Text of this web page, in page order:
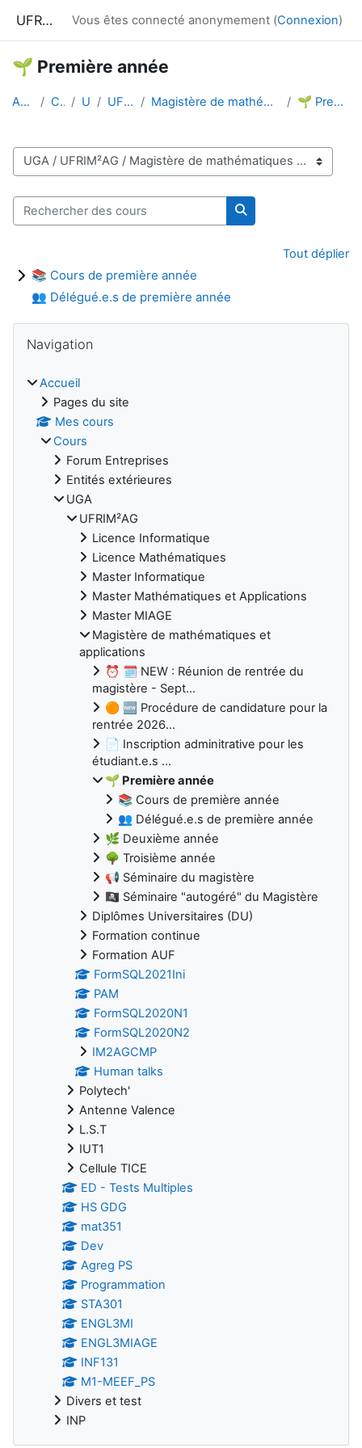
UFRIM²AG : Moodle Vous êtes connecté anonymement (Connexion)
🌱 Première année
Accueil Cours UGA UFRIM²AG Magistère de mathématiques et applications 🌱 Première année
Catégories de cours
Rechercher des cours
Rechercher des
Tout déplier
📚 Cours de première année
👥 Délégué.e.s de première année
Blocs
Navigation
Accueil
Pages du site
Mes cours
Cours
Forum Entreprises
Entités extérieures
UGA
UFRIM²AG
Licence Informatique
Licence Mathématiques
Master Informatique
Master Mathématiques et Applications
Master MIAGE
Magistère de mathématiques et
applications
⏰ 🗓️ NEW : Réunion de rentrée du
magistère - Sept...
🟠 🆕 Procédure de candidature pour la
rentrée 2026...
📄 Inscription adminitrative pour les
étudiant.e.s ...
🌱 Première année
📚 Cours de première année
👥 Délégué.e.s de première année
🌿 Deuxième année
🌳 Troisième année
📢 Séminaire du magistère
🏴‍☠️ Séminaire "autogéré" du Magistère
Diplômes Universitaires (DU)
Formation continue
Formation AUF
FormSQL2021Ini
PAM
FormSQL2020N1
FormSQL2020N2
IM2AGCMP
Human talks
Polytech'
Antenne Valence
L.S.T
IUT1
Cellule TICE
ED - Tests Multiples
HS GDG
mat351
Dev
Agreg PS
Programmation
STA301
ENGL3MI
ENGL3MIAGE
INF131
M1-MEEF_PS
Divers et test
INP